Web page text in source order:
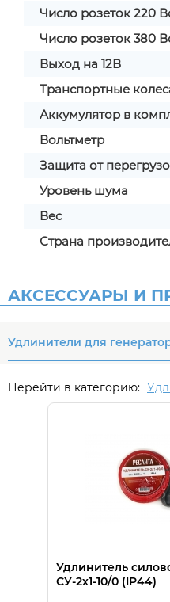
Число розеток 220
Число розеток 380
Выход на 12В
Транспортные
Аккумулятор в
Вольтметр
Защита от
Уровень шума
Вес
Страна
АКСЕССУАРЫ И
Удлинители для
Перейти в категорию:
Удлинитель
СУ-2х1-10/0 (IP44)